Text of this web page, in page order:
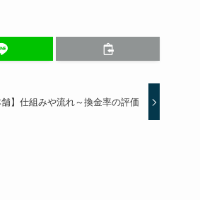
】仕組みや流れ～換金率の評価